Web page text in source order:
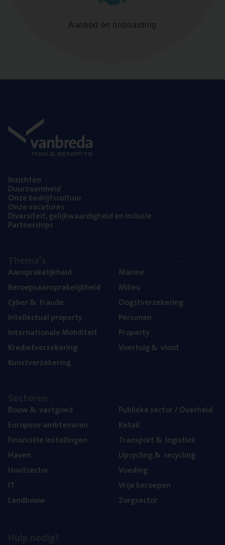
Aanbod en onboarding
Inzich­ten
Duur­zaam­heid
Onze bedrijfs­cul­tuur
Onze vaca­tu­res
Diver­si­teit, gelijk­waar­dig­heid en inclusie
Part­ner­ships
Aan­spra­ke­lijk­heid
Beroeps­aan­spra­ke­lijk­heid
Cyber& fraude
Intel­lec­tu­al property
Inter­na­ti­o­na­le Mobiliteit
Kre­diet­ver­ze­ke­ring
Kunst­ver­ze­ke­ring
Mari­ne
Mili­eu
Oogst­ver­ze­ke­ring
Per­so­nen
Pro­per­ty
Voer­tuig& vloot
Bouw& vastgoed
Euro­pe­se ambtenaren
Finan­ci­ë­le instellingen
Haven
Hout­sec­tor
IT
Land­bouw
Publie­ke sec­tor / Overheid
Retail
Trans­port& logistiek
Upcy­cling& recycling
Voe­ding
Vrije beroe­pen
Zorg­sec­tor